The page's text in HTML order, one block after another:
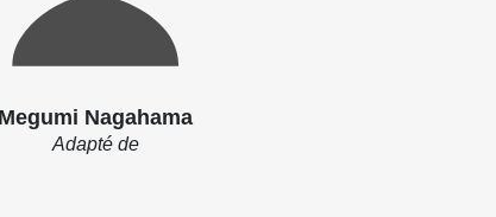
Megumi Nagahama
Adapté de